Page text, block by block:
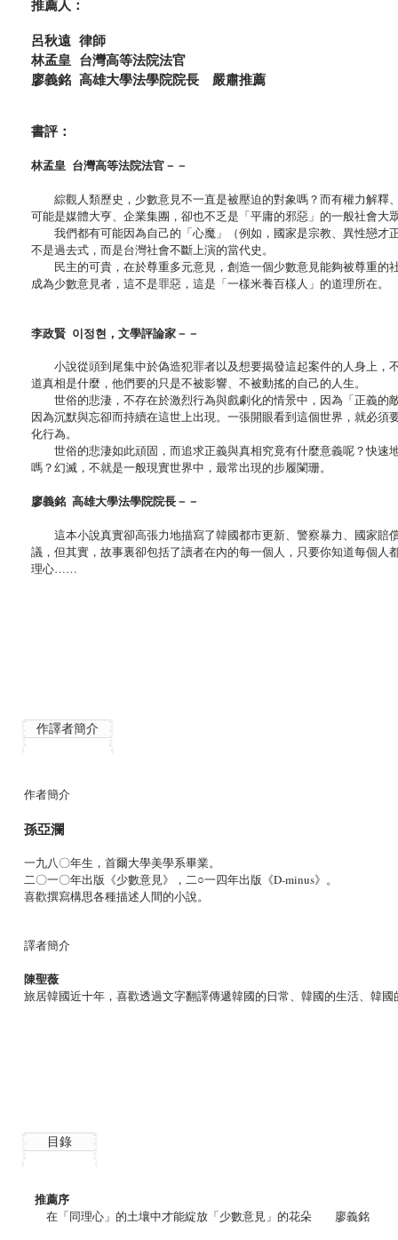
推薦人：
呂秋遠 律師
林孟皇 台灣高等法院法官
廖義銘 高雄大學法學院院長 嚴肅推薦
書評：
林孟皇 台灣高等法院法官－－
綜觀人類歷史，少數意見不一直是被壓迫的對象嗎？而有權力解釋
可能是媒體大亨、企業集團，卻也不乏是「平庸的邪惡」的一般社會大
我們都有可能因為自己的「心魔」（例如，國家是宗教、異性戀才
不是過去式，而是台灣社會不斷上演的當代史。
民主的可貴，在於尊重多元意見，創造一個少數意見能夠被尊重的
成為少數意見者，這不是罪惡，這是「一樣米養百樣人」的道理所在。
李政賢 이정현，文學評論家－－
小說從頭到尾集中於偽造犯罪者以及想要揭發這起案件的人身上，
道真相是什麼，他們要的只是不被影響、不被動搖的自己的人生。
世俗的悲淒，不存在於激烈行為與戲劇化的情景中，因為「正義的
因為沉默與忘卻而持續在這世上出現。一張開眼看到這個世界，就必
化行為。
世俗的悲淒如此頑固，而追求正義與真相究竟有什麼意義呢？快速
嗎？幻滅，不就是一般現實世界中，最常出現的步履闌珊。
廖義銘 高雄大學法學院院長－－
這本小說真實卻高張力地描寫了韓國都市更新、警察暴力、國家賠
議，但其實，故事裏卻包括了讀者在內的每一個人，只要你知道每個
理心……
作譯者簡介
作者簡介
孫亞瀾
一九八〇年生，首爾大學美學系畢業。
二〇一〇年出版《少數意見》，二○一四年出版《D-minus》。
喜歡撰寫構思各種描述人間的小說。
譯者簡介
陳聖薇
旅居韓國近十年，喜歡透過文字翻譯傳遞韓國的日常、韓國的生活、韓
目錄
推薦序
在「同理心」的土壤中才能綻放「少數意見」的花朵 廖義銘